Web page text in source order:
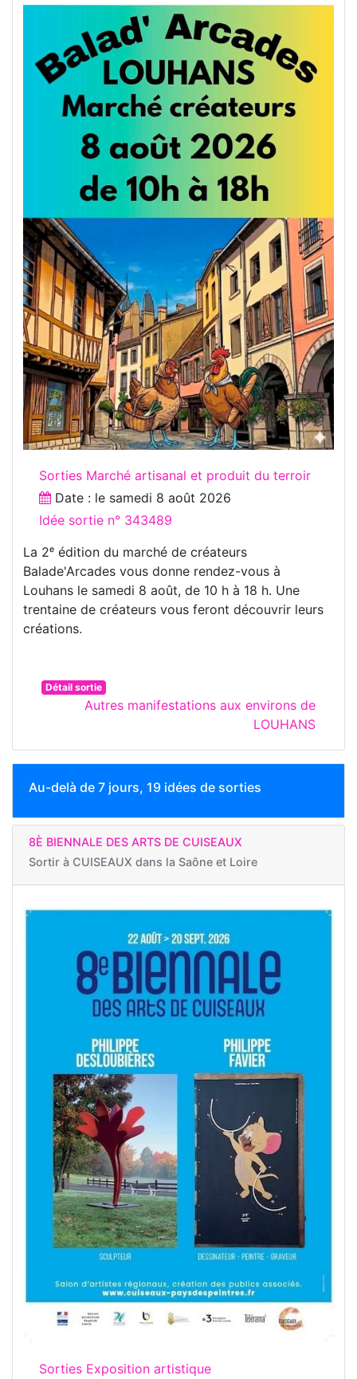
Sorties Marché artisanal et produit du terroir
Date : le samedi 8 août 2026
Idée sortie n° 343489
La 2ᵉ édition du marché de créateurs
Balade'Arcades vous donne rendez-vous à
Louhans le samedi 8 août, de 10 h à 18 h. Une
trentaine de créateurs vous feront découvrir leurs
créations.
Détail sortie
Autres manifestations aux environs de
LOUHANS
Au-delà de 7 jours, 19 idées de sorties
8È BIENNALE DES ARTS DE CUISEAUX
Sortir à CUISEAUX dans la Saône et Loire
Sorties Exposition artistique